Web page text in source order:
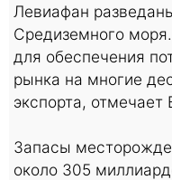
Левиафан
Средиземного
для обеспечения
рынка на многие
экспорта, отмечает
Запасы
около 305